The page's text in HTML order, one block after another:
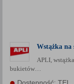
Wstążka na
APLI,
bukietów…
prawidłową
prawidłowe
np. wysłanie
wyświetlenie
czy cenach
zgoda której
Każda Państwa
momencie wycofać.